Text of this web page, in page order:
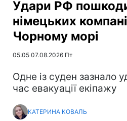
Удари РФ
німецьких
Чорному морі
05:05 07.08.2026 Пт
Одне із суден зазнало
час евакуації екіпажу
КАТЕРИНА КОВАЛЬ